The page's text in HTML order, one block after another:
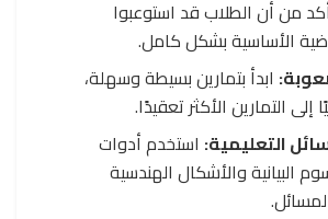
من أن الطلاب قد استوعبوا
الأساسية بشكل كامل.
ابدأ بتمارين بسيطة وسهلة،
إلى التمارين الأكثر تعقيدًا.
التعليمية: استخدم أدوات
البيانية والأشكال الهندسية